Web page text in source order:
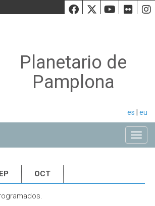
Facebook
Twiiter
Planetario de
Pamplona
es eu
OCT